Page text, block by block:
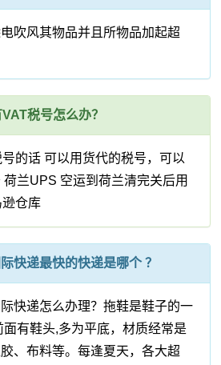
吹风其物品并且所物品加起超
税号怎么办？
的话 可以用货代的税号，可以
兰UPS 空运到荷兰清完关后用
仓库
快递最快的快递是哪个 ？
快递怎么办理？拖鞋是鞋子的一
有鞋头,多为平底，材质经常是
、布料等。每逢夏天，各大超